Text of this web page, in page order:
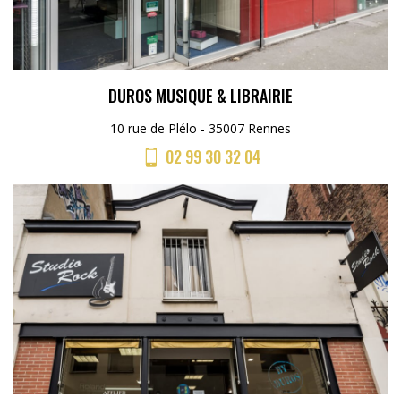
DUROS MUSIQUE & LIBRAIRIE
10 rue de Plélo - 35007 Rennes
02 99 30 32 04